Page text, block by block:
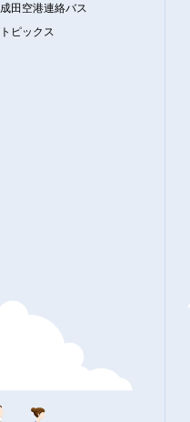
成田空港連絡バス
トピックス